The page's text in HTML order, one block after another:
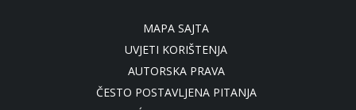
MAPA SAJTA
UVJETI KORIŠTENJA
AUTORSKA PRAVA
ČESTO POSTAVLJENA PITANJA